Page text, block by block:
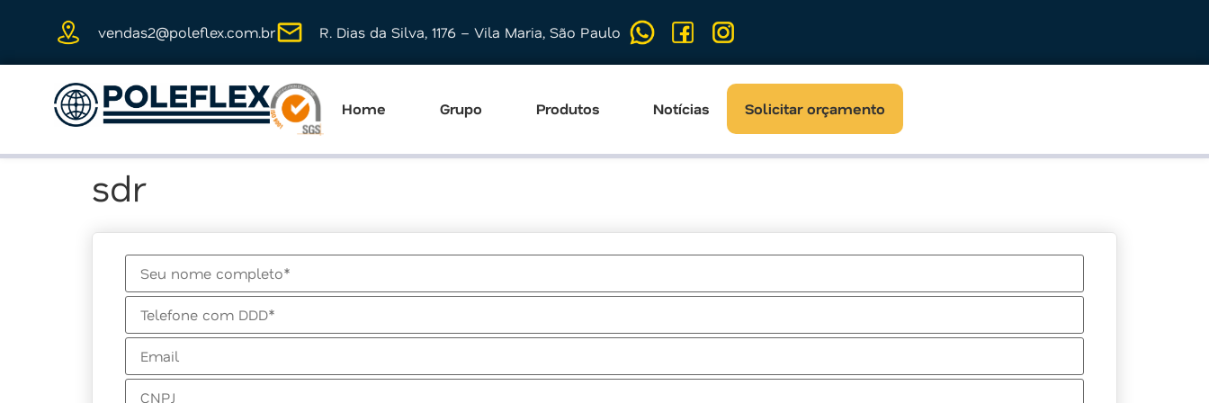
vendas2@poleflex.com.br R. Dias da Silva, 1176 – Vila Maria, São Paulo
Home Grupo Produtos Notícias Solicitar orçamento
sdr